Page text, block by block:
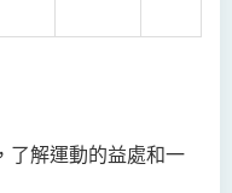
了解運動的益處和一